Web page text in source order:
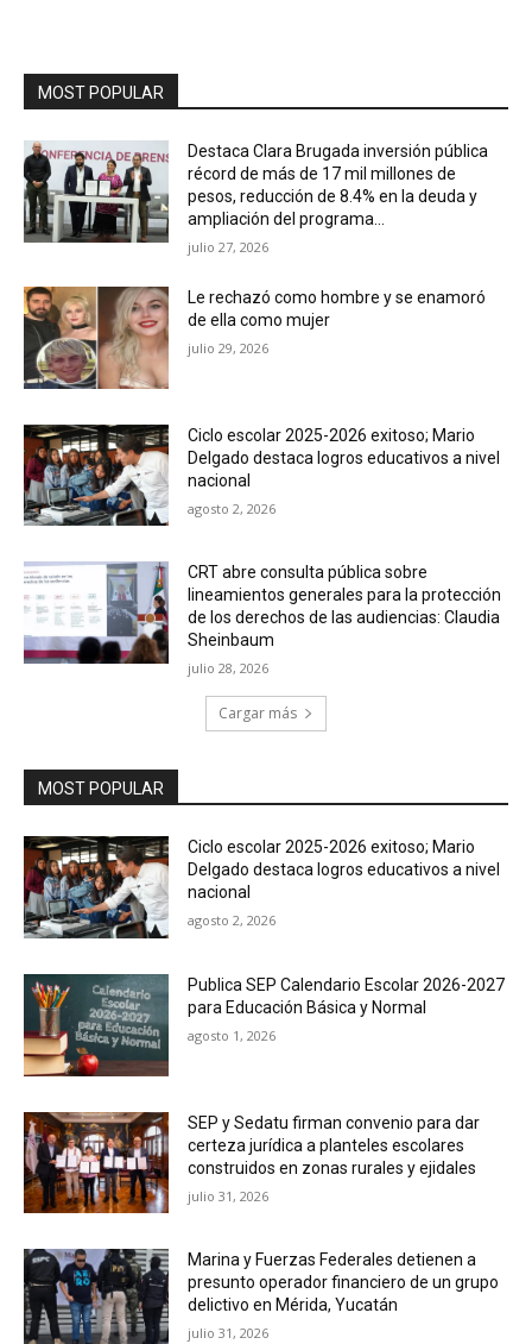
MOST POPULAR
Destaca Clara Brugada inversión pública
récord de más de 17 mil millones de
pesos, reducción de 8.4% en la deuda y
ampliación del programa...
julio 27, 2026
Le rechazó como hombre y se enamoró
de ella como mujer
julio 29, 2026
Ciclo escolar 2025-2026 exitoso; Mario
Delgado destaca logros educativos a nivel
nacional
agosto 2, 2026
CRT abre consulta pública sobre
lineamientos generales para la protección
de los derechos de las audiencias: Claudia
Sheinbaum
julio 28, 2026
Cargar más
MOST POPULAR
Ciclo escolar 2025-2026 exitoso; Mario
Delgado destaca logros educativos a nivel
nacional
agosto 2, 2026
Publica SEP Calendario Escolar 2026-2027
para Educación Básica y Normal
agosto 1, 2026
SEP y Sedatu firman convenio para dar
certeza jurídica a planteles escolares
construidos en zonas rurales y ejidales
julio 31, 2026
Marina y Fuerzas Federales detienen a
presunto operador financiero de un grupo
delictivo en Mérida, Yucatán
julio 31, 2026